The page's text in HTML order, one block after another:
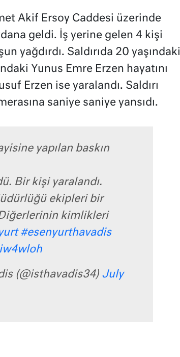
Akif Ersoy Caddesi üzerinde
geldi. İş yerine gelen 4 kişi
yağdırdı. Saldırıda 20 yaşındaki
Yunus Emre Erzen hayatını
Erzen ise yaralandı. Saldırı
saniye saniye yansıdı.
yapılan baskın
Bir kişi yaralandı.
ekipleri bir
kimlikleri
#esenyurthavadis
(@isthavadis34) July